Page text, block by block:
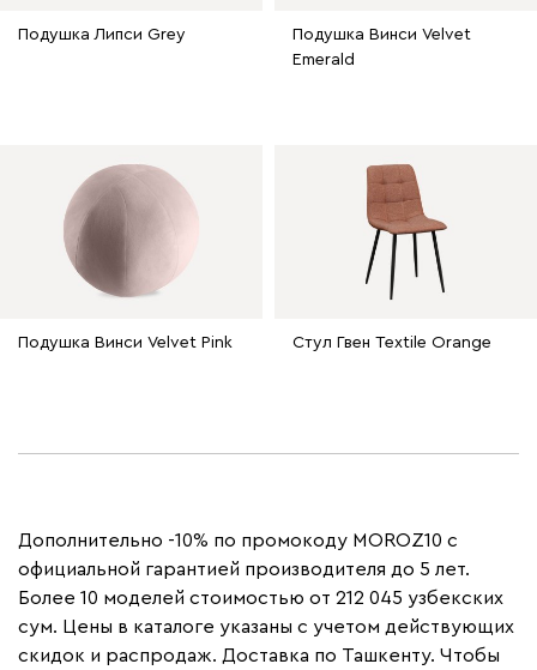
Подушка Липси Grey
Подушка Винси Velvet
Emerald
Подушка Винси Velvet Pink Стул Гвен Textile Orange
Дополнительно -10% по промокоду MOROZ10 с
официальной гарантией производителя до 5 лет.
Более 10 моделей стоимостью от 212 045 узбекских
сум. Цены в каталоге указаны с учетом действующих
скидок и распродаж. Доставка по Ташкенту. Чтобы